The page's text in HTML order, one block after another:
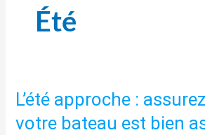
Été
L’été approche :
votre bateau est bien
L’été